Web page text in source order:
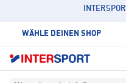
WÄHLE DEINEN SHOP